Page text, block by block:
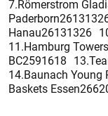
7.Römerstrom
Hanau26131326
11.Hamburg
BC2591618
14.Baunach
Baskets